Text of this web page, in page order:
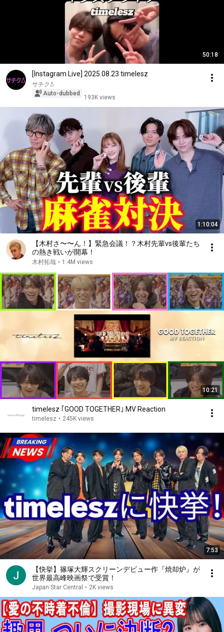
50:18
[Instagram Live] 2025.08.23 timelesz
サチク𖡿
Auto-dubbed
193K views
1:10:04
【木村さ〜〜ん！】緊急会議！？木村先輩vs後輩たち
の熱き戦いが開幕！
木村拓哉 • 1.4M views
10:21
timelesz ｢GOOD TOGETHER｣ MV Reaction
timelesz • 245K views
7:53
【快挙】篠塚大輝スクリーンデビュー作『焼却炉』が
世界最高峰映画祭で受賞！
Japan Star Central • 2K views